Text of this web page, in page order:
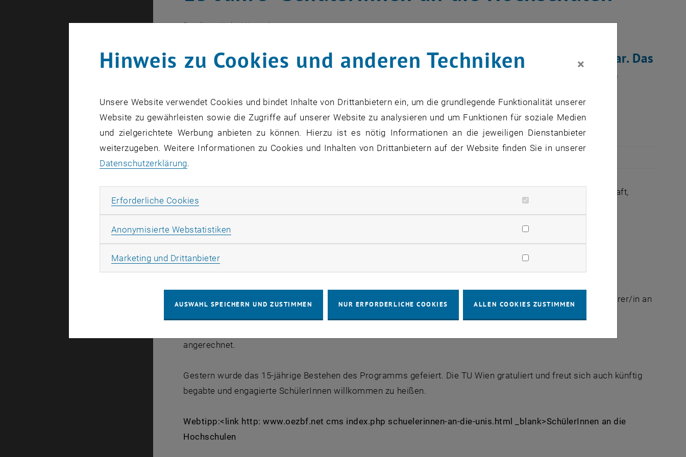
Erstellt vonHerbert Kreuzeder
SchülerInnen auf einer Universität waren vor 15 Jahren noch unvorstellbar. Das
änderte sich 1999 mit der Gründung des Programms "SchülerInnen an die
zurückblicken.
Das Programm "SchülerInnen an die Hochschulen" ist eine Initiative des Bundesministeriums für Wissenschaft,
Forschung und Wirtschaft (BMWFW) und des Österreichischen Zentrums für Begabtenförderung und
Koordinationsstellen für Begabungs- und Begabtenförderung wird SchülerInnen das Absolvieren von
Lehrveranstaltungen an Universitäten ermöglicht. Die TU Wien ist seit Jahren aktiver Teil des Programms.
Grundlage ist das Universitätsgesetz 2002, dass SchülerInnen die Möglichkeit gibt als außerordentliche/r Hörer/in an
angerechnet.
Gestern wurde das 15-jährige Bestehen des Programms gefeiert. Die TU Wien gratuliert und freut sich auch künftig
begabte und engagierte SchülerInnen willkommen zu heißen.
Webtipp:<link http: www.oezbf.net cms index.php schuelerinnen-an-die-unis.html _blank>SchülerInnen an die
Hochschulen
Hinweis zu Cookies und anderen Techniken ×
Unsere Website verwendet Cookies und bindet Inhalte von Drittanbietern ein, um die grundlegende Funktionalität unserer
Website zu gewährleisten sowie die Zugriffe auf unserer Website zu analysieren und um Funktionen für soziale Medien
und zielgerichtete Werbung anbieten zu können. Hierzu ist es nötig Informationen an die jeweiligen Dienstanbieter
weiterzugeben. Weitere Informationen zu Cookies und Inhalten von Drittanbietern auf der Website finden Sie in unserer
Datenschutzerklärung.
Erforderliche Cookies
Anonymisierte Webstatistiken
Marketing und DrittanbieterMarketing Cookies zulassen
AUSWAHL SPEICHERN UND ZUSTIMMEN NUR ERFORDERLICHE COOKIES ALLEN COOKIES ZUSTIMMEN